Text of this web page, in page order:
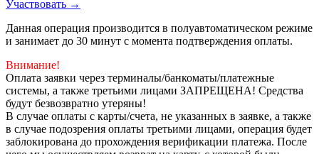
Участвовать →
Данная операция производится в полуавтоматическом режиме
и занимает до 30 минут с момента подтверждения оплаты.
Внимание!
Оплата заявки через терминалы/банкоматы/платежные
системы, а также третьими лицами ЗАПРЕЩЕНА! Средства
будут безвозвратно утеряны!
В случае оплаты с карты/счета, не указанных в заявке, а также
в случае подозрения оплаты третьими лицами, операция будет
заблокирована до прохождения верификации платежа. После